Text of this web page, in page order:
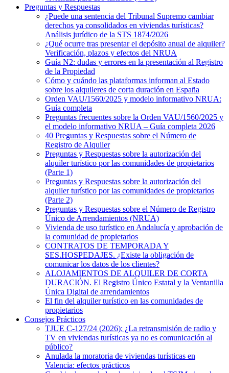
Preguntas y Respuestas
¿Puede una sentencia del Tribunal Supremo cambiar
derechos ya consolidados en viviendas turísticas?
Análisis jurídico de la STS 1874/2026
¿Qué ocurre tras presentar el depósito anual de alquiler?
Verificación, plazos y efectos del NRUA
Guía N2: dudas y errores en la presentación al Registro
de la Propiedad
Cómo y cuándo las plataformas informan al Estado
sobre los alquileres de corta duración en España
Orden VAU/1560/2025 y modelo informativo NRUA:
Guía completa
Preguntas frecuentes sobre la Orden VAU/1560/2025 y
el modelo informativo NRUA – Guía completa 2026
40 Preguntas y Respuestas sobre el Número de
Registro de Alquiler
Preguntas y Respuestas sobre la autorización del
alquiler turístico por las comunidades de propietarios
(Parte 1)
Preguntas y Respuestas sobre la autorización del
alquiler turístico por las comunidades de propietarios
(Parte 2)
Preguntas y Respuestas sobre el Número de Registro
Único de Arrendamientos (NRUA)
Vivienda de uso turístico en Andalucía y aprobación de
la comunidad de propietarios
CONTRATOS DE TEMPORADA Y
SES.HOSPEDAJES. ¿Existe la obligación de
comunicar los datos de los clientes?
ALOJAMIENTOS DE ALQUILER DE CORTA
DURACIÓN. El Registro Único Estatal y la Ventanilla
Única Digital de arrendamientos
El fin del alquiler turístico en las comunidades de
propietarios
Consejos Prácticos
TJUE C-127/24 (2026): ¿La retransmisión de radio y
TV en viviendas turísticas ya no es comunicación al
público?
Anulada la moratoria de viviendas turísticas en
Valencia: efectos prácticos